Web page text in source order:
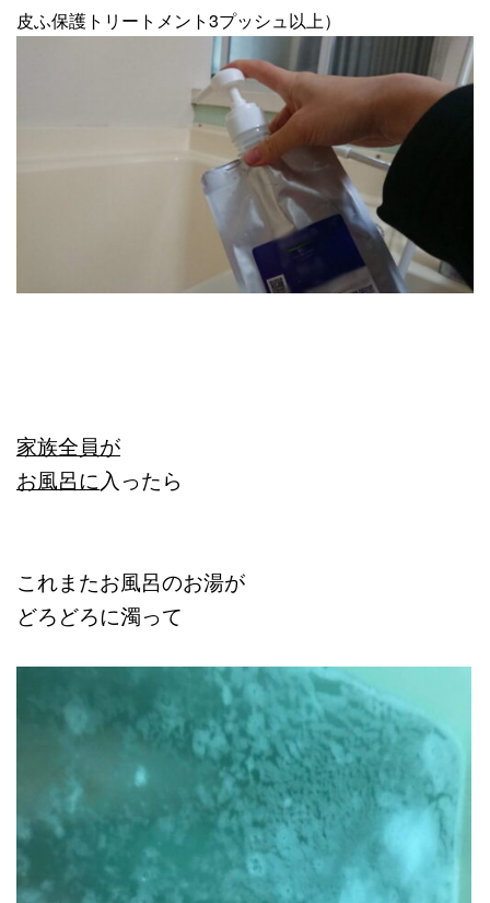
皮ふ保護トリートメント3プッシュ以上）
家族全員が
お風呂に 入ったら
これまたお風呂のお湯が
どろどろに濁って